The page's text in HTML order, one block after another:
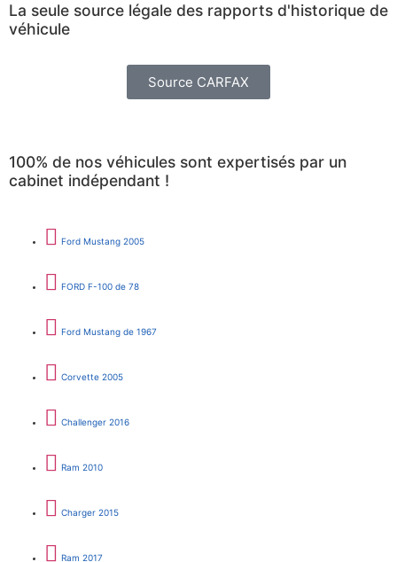
La seule source légale des rapports d'historique de
véhicule
Source CARFAX
100% de nos véhicules sont expertisés par un
cabinet indépendant !
Ford Mustang 2005
FORD F-100 de 78
Ford Mustang de 1967
Corvette 2005
Challenger 2016
Ram 2010
Charger 2015
Ram 2017